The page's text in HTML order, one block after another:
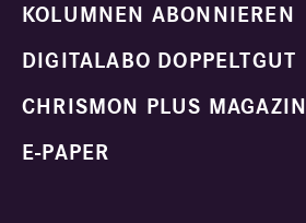
KOLUMNEN ABONNIEREN
DIGITALABO DOPPELTGUT
CHRISMON PLUS MAGAZIN
E-PAPER